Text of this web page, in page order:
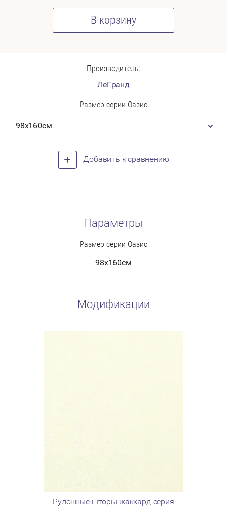
В корзину
Производитель:
ЛеГранд
Размер серии Оазис
98х160см
Добавить к сравнению
Параметры
Размер серии Оазис
98х160см
Модификации
Рулонные шторы жаккард серия